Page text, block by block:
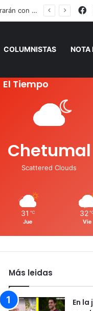
Filtros y medidas de seguridad para ingresar a cárceles de Quintana Roo operarán con tecnología de punta
COLUMNISTAS NOTA
El Tiempo
Chetumal
Scattered Clouds
31 ℃
Jue
32
Vie
Más leidas
En